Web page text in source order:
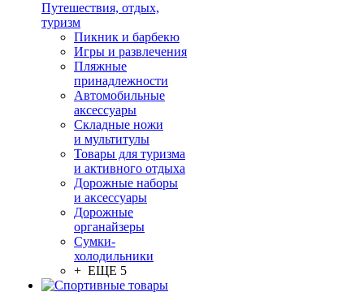
Путешествия, отдых,
туризм
Пикник и барбекю
Игры и развлечения
Пляжные
принадлежности
Автомобильные
аксессуары
Складные ножи
и мультитулы
Товары для туризма
и активного отдыха
Дорожные наборы
и аксессуары
Дорожные
органайзеры
Сумки-
холодильники
+ ЕЩЕ 5